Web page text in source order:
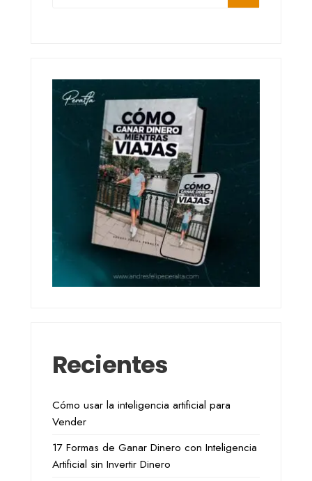
Recientes
Cómo usar la inteligencia artificial para
Vender
17 Formas de Ganar Dinero con Inteligencia
Artificial sin Invertir Dinero